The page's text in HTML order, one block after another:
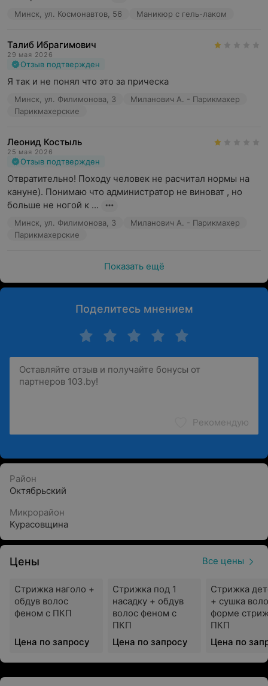
Минск, ул. Космонавтов, 56 Маникюр с гель-лаком
Талиб Ибрагимович
29 мая 2026
Отзыв подтвержден
Я так и не понял что это за прическа
Минск, ул. Филимонова, 3
Миланович А. - Парикмахер
Парикмахерские
Леонид Костыль
25 мая 2026
Отзыв подтвержден
Отвратительно! Походу человек не расчитал нормы на
кануне). Понимаю что администратор не виноват , но
больше не ногой к ...
Минск, ул. Филимонова, 3
Миланович А. - Парикмахер
Парикмахерские
Показать ещё
Поделитесь мнением
Рекомендую
Район
Октябрьский
Микрорайон
Курасовщина
Цены Все цены
Стрижка наголо +
обдув волос
феном с ПКП
Цена по запросу
Стрижка под 1
насадку + обдув
волос феном с
ПКП
Цена по запросу
Стрижка
+ сушка
форме
ПКП
Цена по